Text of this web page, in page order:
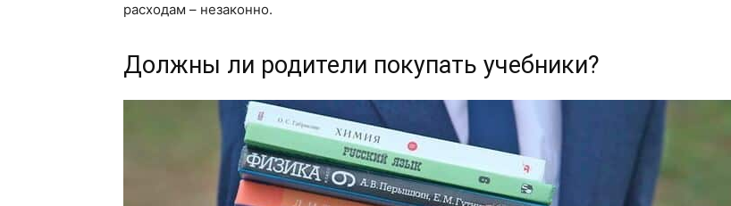
расходам – незаконно.
Должны ли родители покупать учебники?